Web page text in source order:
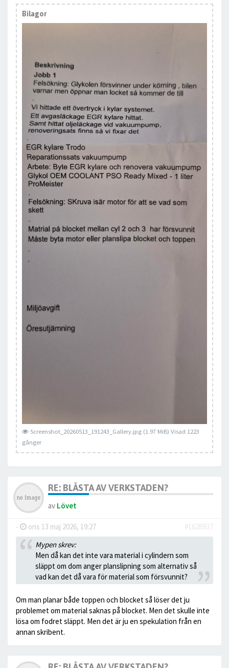
Bilagor
Screenshot_20260513_191243_Gallery.jpg (1.97 MiB) Visad 1223
gånger
RE: BLÅSTA AV VERKSTADEN?
av Lövet
- ons 13 maj 2026, 19:27
#1628937
Mypen skrev:
Men då kan det inte vara material i cylindern som
släppt om dom anger planslipning som alternativ så
vad kan det då vara för material som försvunnit?
Om man planar både toppen och blocket så löser det ju
problemet om material saknas på blocket. Men det skulle inte
lösa om fodret släppt. Men det är ju en spekulation från en
annan skribent.